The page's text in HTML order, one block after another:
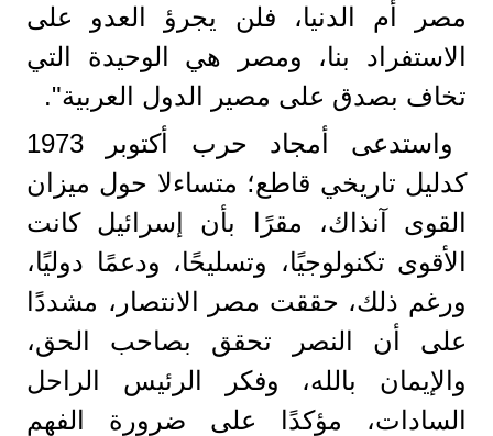
مصر أم الدنيا، فلن يجرؤ العدو على
الاستفراد بنا، ومصر هي الوحيدة التي
تخاف بصدق على مصير الدول العربية".
واستدعى أمجاد حرب أكتوبر 1973
كدليل تاريخي قاطع؛ متساءلا حول ميزان
القوى آنذاك، مقرًا بأن إسرائيل كانت
الأقوى تكنولوجيًا، وتسليحًا، ودعمًا دوليًا،
ورغم ذلك، حققت مصر الانتصار، مشددًا
على أن النصر تحقق بصاحب الحق،
والإيمان بالله، وفكر الرئيس الراحل
السادات، مؤكدًا على ضرورة الفهم